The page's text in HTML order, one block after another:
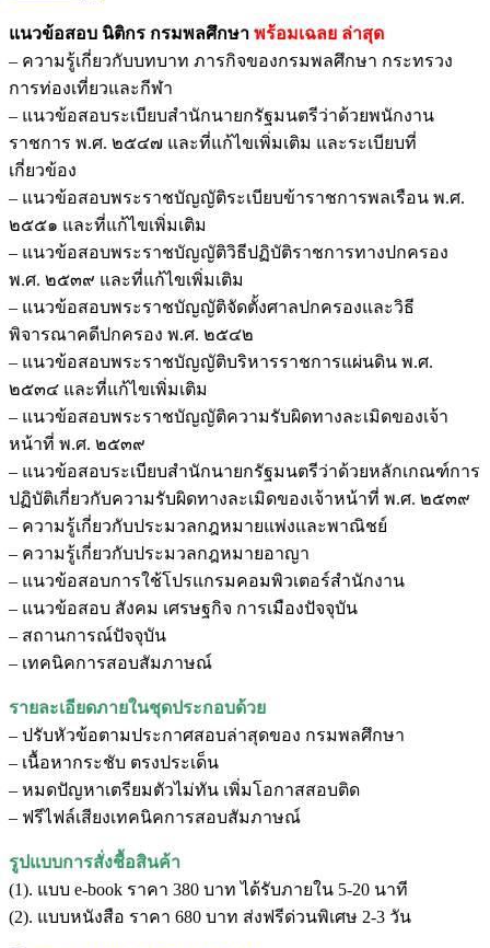
แนวข้อสอบ นิติกร กรมพลศึกษา พร้อมเฉลย ล่าสุด
– ความรู้เกี่ยวกับบทบาท ภารกิจของกรมพลศึกษา กระทรวง
การท่องเที่ยวและกีฬา
– แนวข้อสอบระเบียบสำนักนายกรัฐมนตรีว่าด้วยพนักงาน
ราชการ พ.ศ. ๒๕๔๗ และที่แก้ไขเพิ่มเติม และระเบียบที่
เกี่ยวข้อง
– แนวข้อสอบพระราชบัญญัติระเบียบข้าราชการพลเรือน พ.ศ.
๒๕๕๑ และที่แก้ไขเพิ่มเติม
– แนวข้อสอบพระราชบัญญัติวิธีปฏิบัติราชการทางปกครอง
พ.ศ. ๒๕๓๙ และที่แก้ไขเพิ่มเติม
– แนวข้อสอบพระราชบัญญัติจัดตั้งศาลปกครองและวิธี
พิจารณาคดีปกครอง พ.ศ. ๒๕๔๒
– แนวข้อสอบพระราชบัญญัติบริหารราชการแผ่นดิน พ.ศ.
๒๕๓๔ และที่แก้ไขเพิ่มเติม
– แนวข้อสอบพระราชบัญญัติความรับผิดทางละเมิดของเจ้า
หน้าที่ พ.ศ. ๒๕๓๙
– แนวข้อสอบระเบียบสำนักนายกรัฐมนตรีว่าด้วยหลักเกณฑ์การ
ปฏิบัติเกี่ยวกับความรับผิดทางละเมิดของเจ้าหน้าที่ พ.ศ. ๒๕๓๙
– ความรู้เกี่ยวกับประมวลกฎหมายแพ่งและพาณิชย์
– ความรู้เกี่ยวกับประมวลกฎหมายอาญา
– แนวข้อสอบการใช้โปรแกรมคอมพิวเตอร์สำนักงาน
– แนวข้อสอบ สังคม เศรษฐกิจ การเมืองปัจจุบัน
– สถานการณ์ปัจจุบัน
– เทคนิคการสอบสัมภาษณ์
รายละเอียดภายในชุดประกอบด้วย
– ปรับหัวข้อตามประกาศสอบล่าสุดของ กรมพลศึกษา
– เนื้อหากระชับ ตรงประเด็น
– หมดปัญหาเตรียมตัวไม่ทัน เพิ่มโอกาสสอบติด
– ฟรีไฟล์เสียงเทคนิคการสอบสัมภาษณ์
รูปแบบการสั่งชื้อสินค้า
(1). แบบ e-book ราคา 380 บาท ได้รับภายใน 5-20 นาที
(2). แบบหนังสือ ราคา 680 บาท ส่งฟรีด่วนพิเศษ 2-3 วัน